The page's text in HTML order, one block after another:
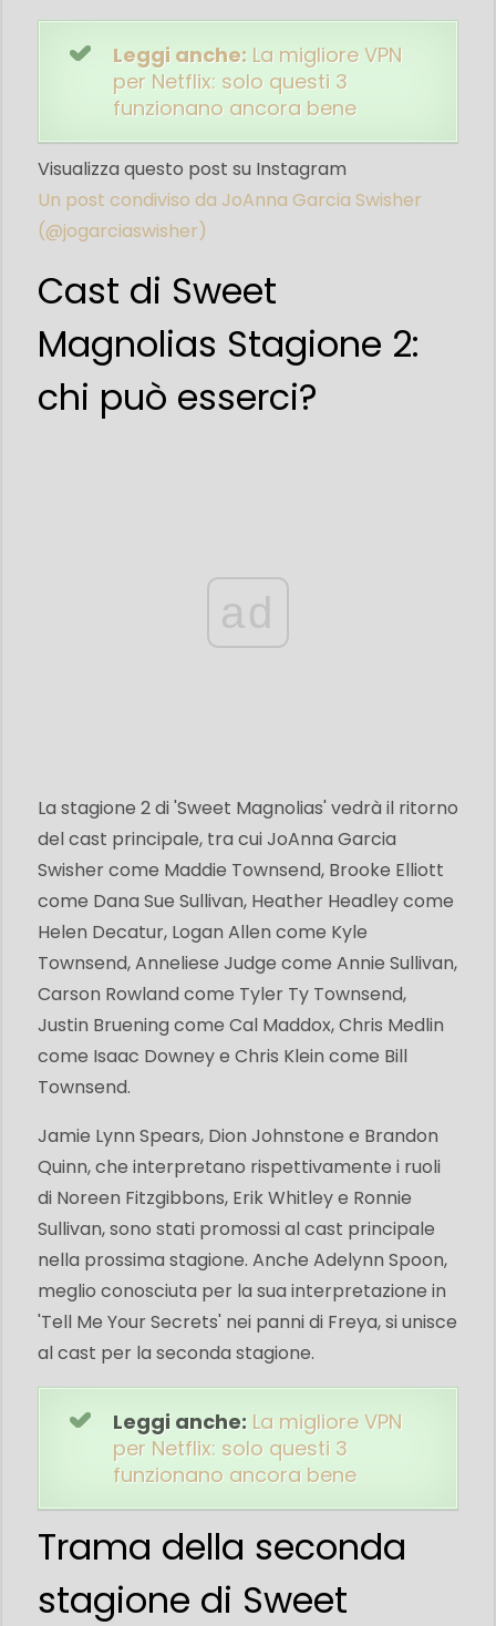
Leggi anche: La migliore VPN
per Netflix: solo questi 3
funzionano ancora bene
Visualizza questo post su Instagram
Un post condiviso da JoAnna Garcia Swisher
(@jogarciaswisher)
Cast di Sweet
Magnolias Stagione 2:
chi può esserci?
ad
La stagione 2 di 'Sweet Magnolias' vedrà il ritorno
del cast principale, tra cui JoAnna Garcia
Swisher come Maddie Townsend, Brooke Elliott
come Dana Sue Sullivan, Heather Headley come
Helen Decatur, Logan Allen come Kyle
Townsend, Anneliese Judge come Annie Sullivan,
Carson Rowland come Tyler Ty Townsend,
Justin Bruening come Cal Maddox, Chris Medlin
come Isaac Downey e Chris Klein come Bill
Townsend.
Jamie Lynn Spears, Dion Johnstone e Brandon
Quinn, che interpretano rispettivamente i ruoli
di Noreen Fitzgibbons, Erik Whitley e Ronnie
Sullivan, sono stati promossi al cast principale
nella prossima stagione. Anche Adelynn Spoon,
meglio conosciuta per la sua interpretazione in
'Tell Me Your Secrets' nei panni di Freya, si unisce
al cast per la seconda stagione.
Leggi anche: La migliore VPN
per Netflix: solo questi 3
funzionano ancora bene
Trama della seconda
stagione di Sweet